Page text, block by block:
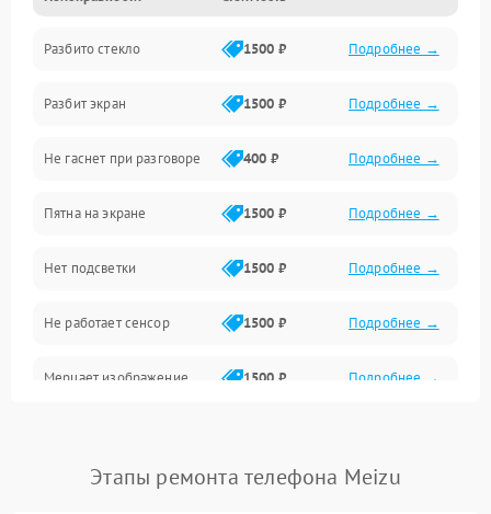
Камеры
Проблемы с дисплеем и сенсором
Зарядка
Проблемы с питанием, зарядкой и аккумулятором
Проблемы с работой системы, корпусом и другие
Разбито стекло 1500 ₽ Подробнее →
Разбит экран 1500 ₽ Подробнее →
Не гаснет при разговоре 400 ₽ Подробнее →
Пятна на экране 1500 ₽ Подробнее →
Нет подсветки 1500 ₽ Подробнее →
Не работает сенсор 1500 ₽ Подробнее →
Мерцает изображение 1500 ₽ Подробнее →
Не работает Face ID 4000 ₽ Подробнее →
Этапы ремонта телефона Meizu